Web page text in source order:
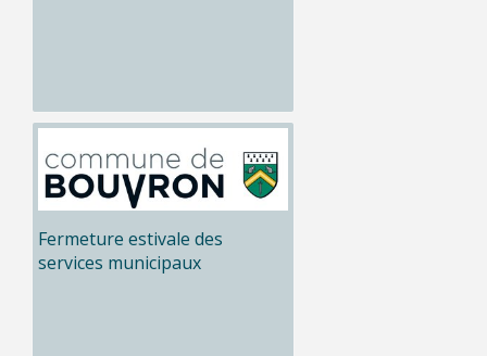
Fermeture estivale des
services municipaux